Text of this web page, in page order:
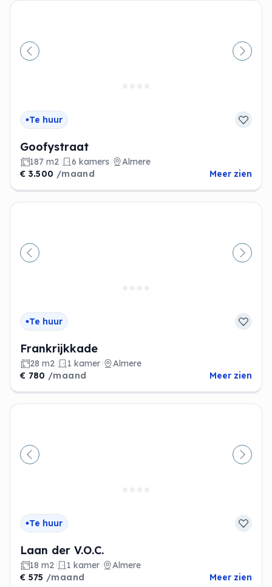
Vorige
Te huur
Goofystraat
187 m2 6 kamers
Almere
€ 3.500 /maand Meer zien
Vorige
Te huur
Frankrijkkade
28 m2 1 kamer
Almere
€ 780 /maand Meer zien
Vorige
Te huur
Laan der V.O.C.
18 m2 1 kamer
Almere
€ 575 /maand Meer zien